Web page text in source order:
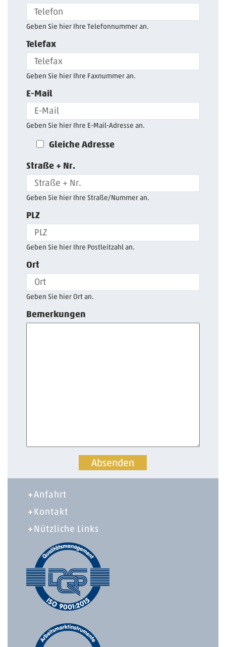
Geben Sie hier Ihre Telefonnummer an.
Telefax
Geben Sie hier Ihre Faxnummer an.
E-Mail
Geben Sie hier Ihre E-Mail-Adresse an.
Gleiche Adresse
Straße + Nr.
Geben Sie hier Ihre Straße/Nummer an.
PLZ
Geben Sie hier Ihre Postleitzahl an.
Ort
Geben Sie hier Ort an.
Bemerkungen
Anfahrt
Kontakt
Nützliche Links